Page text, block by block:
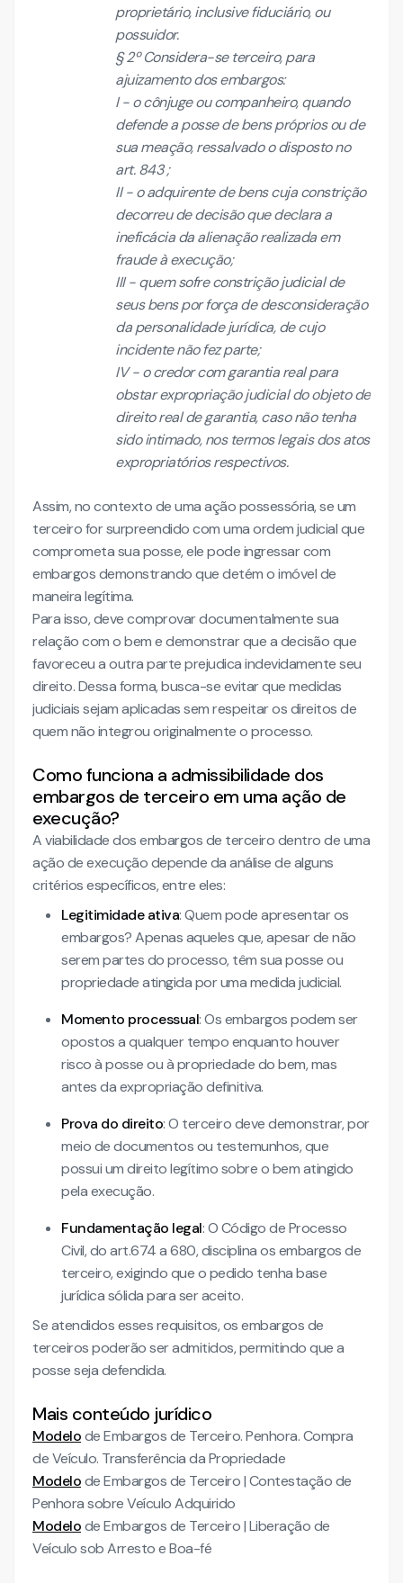
proprietário, inclusive fiduciário, ou
possuidor.
§ 2º Considera-se terceiro, para
ajuizamento dos embargos:
I - o cônjuge ou companheiro, quando
defende a posse de bens próprios ou de
sua meação, ressalvado o disposto no
art. 843 ;
II - o adquirente de bens cuja constrição
decorreu de decisão que declara a
ineficácia da alienação realizada em
fraude à execução;
III - quem sofre constrição judicial de
seus bens por força de desconsideração
da personalidade jurídica, de cujo
incidente não fez parte;
IV - o credor com garantia real para
obstar expropriação judicial do objeto de
direito real de garantia, caso não tenha
sido intimado, nos termos legais dos atos
expropriatórios respectivos.
Assim, no contexto de uma ação possessória, se um
terceiro for surpreendido com uma ordem judicial que
comprometa sua posse, ele pode ingressar com
embargos demonstrando que detém o imóvel de
maneira legítima.
Para isso, deve comprovar documentalmente sua
relação com o bem e demonstrar que a decisão que
favoreceu a outra parte prejudica indevidamente seu
direito. Dessa forma, busca-se evitar que medidas
judiciais sejam aplicadas sem respeitar os direitos de
quem não integrou originalmente o processo.
Como funciona a admissibilidade dos
embargos de terceiro em uma ação de
execução?
A viabilidade dos embargos de terceiro dentro de uma
ação de execução depende da análise de alguns
critérios específicos, entre eles:
Legitimidade ativa: Quem pode apresentar os
embargos? Apenas aqueles que, apesar de não
serem partes do processo, têm sua posse ou
propriedade atingida por uma medida judicial.
Momento processual: Os embargos podem ser
opostos a qualquer tempo enquanto houver
risco à posse ou à propriedade do bem, mas
antes da expropriação definitiva.
Prova do direito: O terceiro deve demonstrar, por
meio de documentos ou testemunhos, que
possui um direito legítimo sobre o bem atingido
pela execução.
Fundamentação legal: O Código de Processo
Civil, do art.674 a 680, disciplina os embargos de
terceiro, exigindo que o pedido tenha base
jurídica sólida para ser aceito.
Se atendidos esses requisitos, os embargos de
terceiros poderão ser admitidos, permitindo que a
posse seja defendida.
Mais conteúdo jurídico
Modelode Embargos de Terceiro. Penhora. Compra
de Veículo. Transferência da Propriedade
Modelode Embargos de Terceiro | Contestação de
Penhora sobre Veículo Adquirido
Modelode Embargos de Terceiro | Liberação de
Veículo sob Arresto e Boa-fé